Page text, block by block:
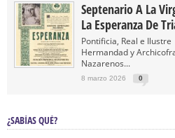
Septenario A La
La Esperanza De
Pontificia, Real e Ilustre
Hermandad y
Nazarenos...
8 marzo 2026 0
¿SABÍAS QUÉ?